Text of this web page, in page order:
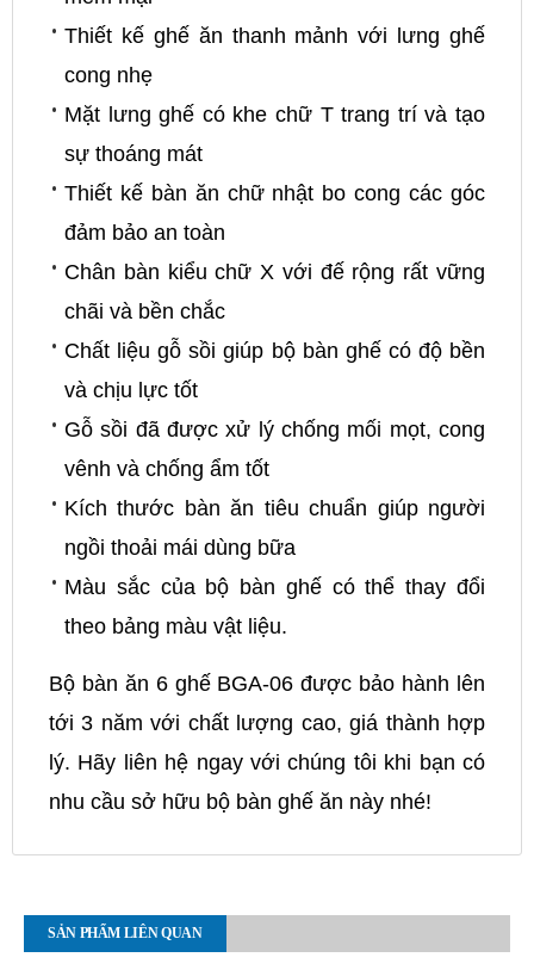
Thiết kế ghế ăn thanh mảnh với lưng ghế
cong nhẹ
Mặt lưng ghế có khe chữ T trang trí và tạo
sự thoáng mát
Thiết kế bàn ăn chữ nhật bo cong các góc
đảm bảo an toàn
Chân bàn kiểu chữ X với đế rộng rất vững
chãi và bền chắc
Chất liệu gỗ sồi giúp bộ bàn ghế có độ bền
và chịu lực tốt
Gỗ sồi đã được xử lý chống mối mọt, cong
vênh và chống ẩm tốt
Kích thước bàn ăn tiêu chuẩn giúp người
ngồi thoải mái dùng bữa
Màu sắc của bộ bàn ghế có thể thay đổi
theo bảng màu vật liệu.
Bộ bàn ăn 6 ghế BGA-06 được bảo hành lên
tới 3 năm với chất lượng cao, giá thành hợp
lý. Hãy liên hệ ngay với chúng tôi khi bạn có
nhu cầu sở hữu bộ bàn ghế ăn này nhé!
SẢN PHẨM LIÊN QUAN